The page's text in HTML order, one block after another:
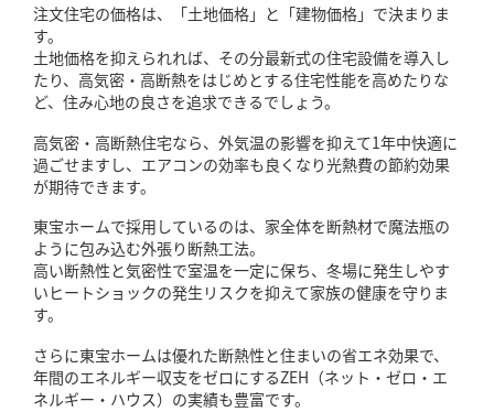
注文住宅の価格は、「土地価格」と「建物価格」で決まりま
す。
土地価格を抑えられれば、その分最新式の住宅設備を導入し
たり、高気密・高断熱をはじめとする住宅性能を高めたりな
ど、住み心地の良さを追求できるでしょう。
高気密・高断熱住宅なら、外気温の影響を抑えて1年中快適に
過ごせますし、エアコンの効率も良くなり光熱費の節約効果
が期待できます。
東宝ホームで採用しているのは、家全体を断熱材で魔法瓶の
ように包み込む外張り断熱工法。
高い断熱性と気密性で室温を一定に保ち、冬場に発生しやす
いヒートショックの発生リスクを抑えて家族の健康を守りま
す。
さらに東宝ホームは優れた断熱性と住まいの省エネ効果で、
年間のエネルギー収支をゼロにするZEH（ネット・ゼロ・エ
ネルギー・ハウス）の実績も豊富です。